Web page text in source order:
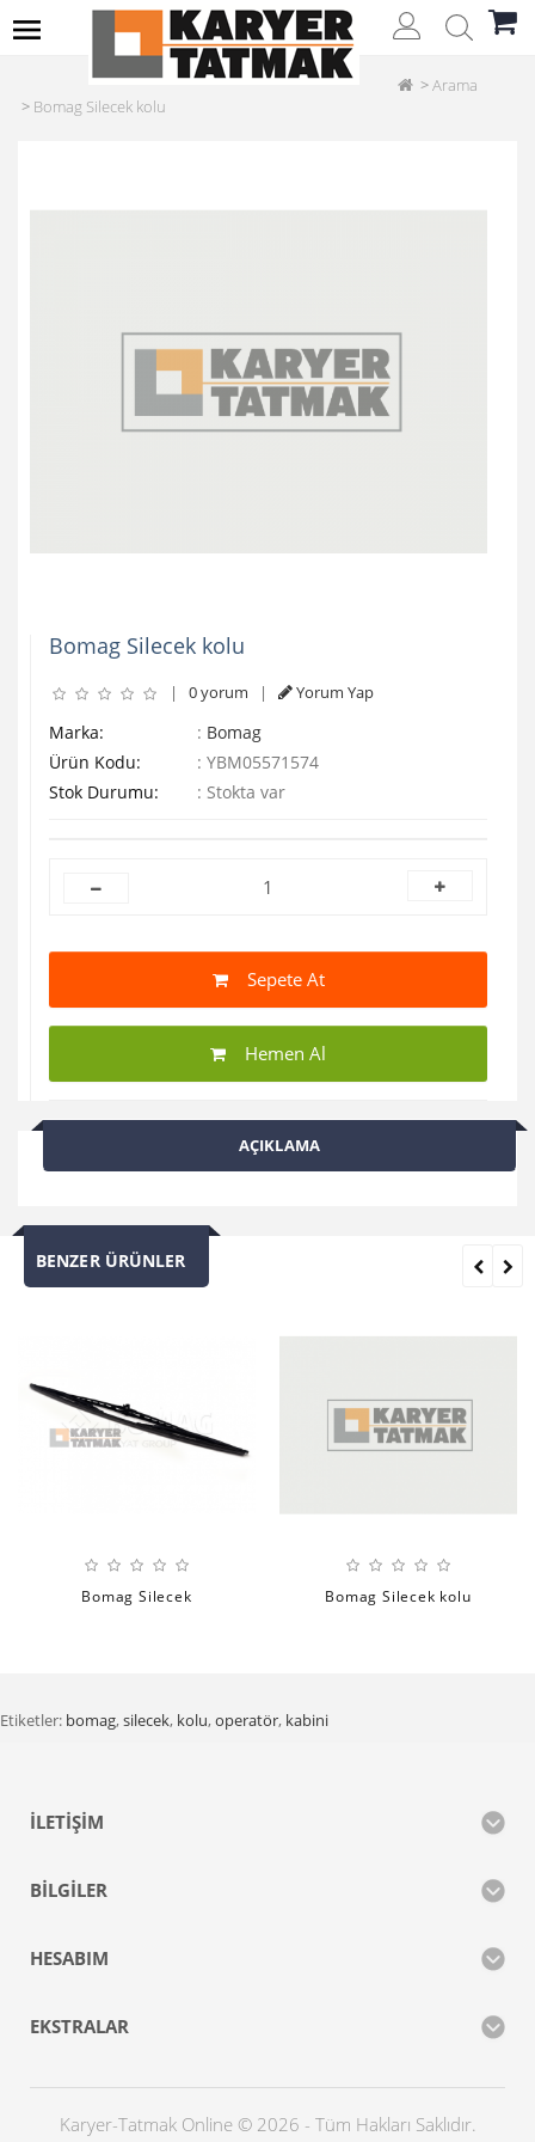
Arama
Bomag Silecek kolu
Bomag Silecek kolu
| 0 yorum | Yorum Yap
Marka: : Bomag
Ürün Kodu:
: YBM05571574
Stok Durumu:
: Stokta var
Sepete At
Hemen Al
AÇIKLAMA
BENZER ÜRÜNLER
Bomag Silecek Bomag Silecek kolu
Etiketler: bomag,silecek, kolu,operatör, kabini
İLETIŞIM
BILGILER
HESABIM
EKSTRALAR
Karyer-Tatmak Online © 2026 - Tüm Hakları Saklıdır.